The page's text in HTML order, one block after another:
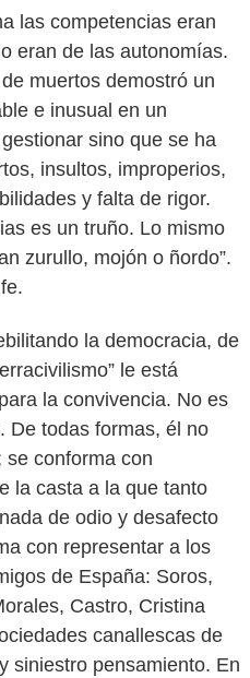
las competencias eran
eran de las autonomías.
muertos demostró un
e inusual en un
sino que se ha
insultos, improperios,
y falta de rigor.
es un truño. Lo mismo
zurullo, mojón o ñordo”.
la democracia, de
le está
la convivencia. No es
De todas formas, él no
se conforma con
la casta a la que tanto
de odio y desafecto
con representar a los
de España: Soros,
Castro, Cristina
canallescas de
siniestro pensamiento. En